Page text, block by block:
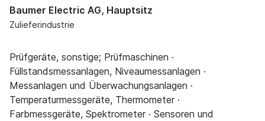
Baumer Electric AG, Hauptsitz
Zulieferindustrie
Prüfgeräte, sonstige; Prüfmaschinen ·
Füllstandsmessanlagen, Niveaumessanlagen ·
Messanlagen und Überwachungsanlagen ·
Temperaturmessgeräte, Thermometer ·
Farbmessgeräte, Spektrometer · Sensoren und